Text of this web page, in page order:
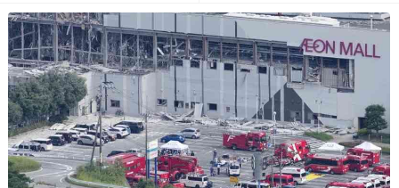
だけど３枚が限度かなぁ・・・
甘すぎだよぉ～
+27 -6
い”と、むしろ強まる福祉活
動への思い